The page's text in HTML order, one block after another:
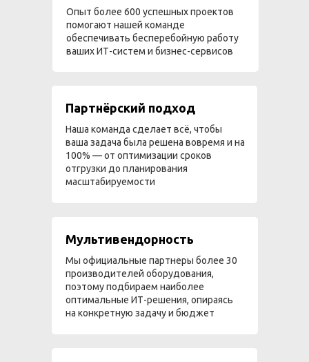
Опыт более 600 успешных проектов
помогают нашей команде
обеспечивать бесперебойную работу
ваших ИТ-систем и бизнес-сервисов
Мультивендорность
Мы официальные партнеры более 30
производителей оборудования,
поэтому подбираем наиболее
оптимальные ИТ-решения, опираясь
на конкретную задачу и бюджет
Партнёрский подход
Наша команда сделает всё, чтобы
ваша задача была решена вовремя и на
100% — от оптимизации сроков
отгрузки до планирования
масштабируемости